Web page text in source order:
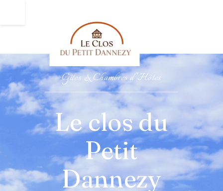
Gîtes & Chambres d 'Hôtes
Le clos du
Petit
Dannezy